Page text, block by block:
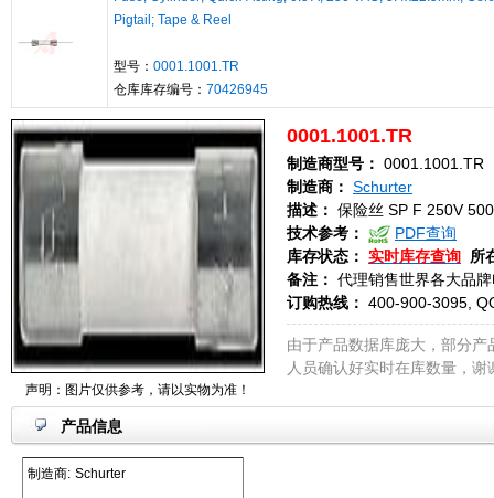
Pigtail; Tape & Reel
型号： 0001.1001.TR
仓库库存编号： 70426945
声明：图片仅供参考，请以实物为准！
0001.1001.TR
制造商型号： 0001.1001.TR
制造商： Schurter
描述： 保险丝 SP F 250V
技术参考：
PDF查询
库存状态： 实时库存查询
所
备注： 代理销售世界各大品
订购热线： 400-900-3095,
由于产品数据库庞大，部分
人员确认好实时在库数量，谢
产品信息
制造商: Schurter